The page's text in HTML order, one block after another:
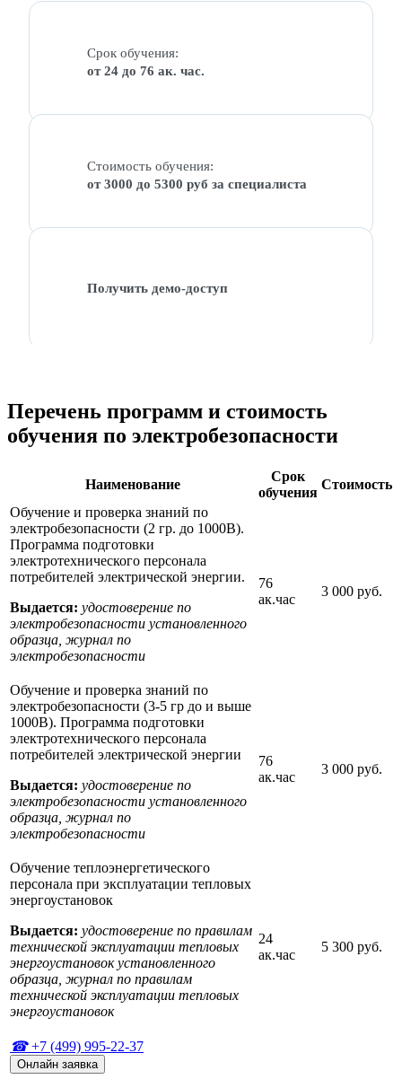
Срок обучения:
от 24 до 76 ак. час.
Стоимость обучения:
от 3000 до 5300 руб за специалиста
Получить демо-доступ
Перечень программ и стоимость
обучения по электробезопасности
Наименование
Срок
обучения
Стоимость
Обучение и проверка знаний по
электробезопасности (2 гр. до 1000В).
Программа подготовки
электротехнического персонала
потребителей электрической энергии.
Выдается: удостоверение по
электробезопасности установленного
образца, журнал по
электробезопасности
76
ак.час
3 000 руб.
Обучение и проверка знаний по
электробезопасности (3-5 гр до и выше
1000В). Программа подготовки
электротехнического персонала
потребителей электрической энергии
Выдается: удостоверение по
электробезопасности установленного
образца, журнал по
электробезопасности
76
ак.час
3 000 руб.
Обучение теплоэнергетического
персонала при эксплуатации тепловых
энергоустановок
Выдается: удостоверение по правилам
технической эксплуатации тепловых
энергоустановок установленного
образца, журнал по правилам
технической эксплуатации тепловых
энергоустановок
24
ак.час
5 300 руб.
+7 (499) 995-22-37
Онлайн заявка